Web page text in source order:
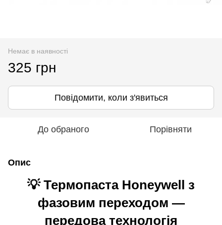
Немає в наявності
325 грн
Повідомити, коли з'явиться
До обраного Порівняти
Опис
💡 Термопаста Honeywell з
фазовим переходом —
передова технологія